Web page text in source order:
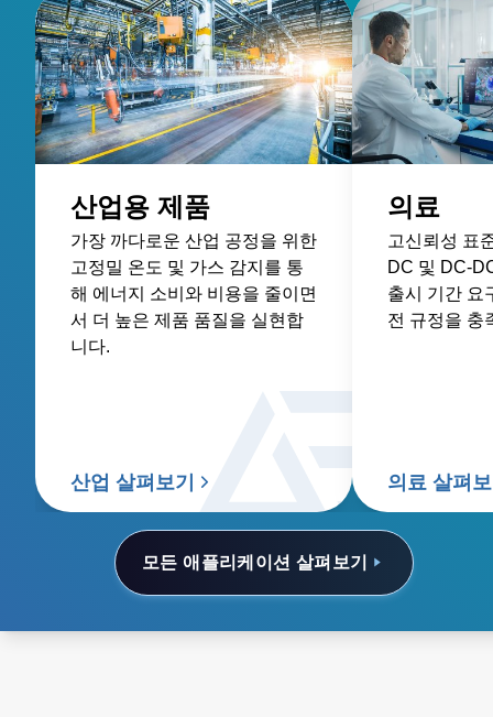
모든 애플리케이션 살펴보기
산업용 제품
가장 까다로운 산업 공정을 위한
고정밀 온도 및 가스 감지를 통
해 에너지 소비와 비용을 줄이면
서 더 높은 제품 품질을 실현합
니다.
산업 살펴보기
의료
고신뢰성 표
DC 및 DC-
출시 기간 요
전 규정을 충
의료 살펴